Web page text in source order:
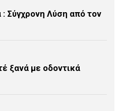
: Σύγχρονη Λύση από τον
ξανά με οδοντικά